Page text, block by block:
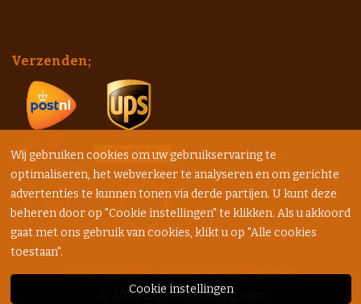
Verzenden;
KvK: 75960257 - Btw: NL003027940B84
© 2023Decohomeliving.com
Wij gebruiken cookies om uw gebruikservaring te
optimaliseren, het webverkeer te analyseren en om gerichte
advertenties te kunnen tonen via derde partijen. U kunt deze
beheren door op "Cookie instellingen" te klikken. Als u akkoord
gaat met ons gebruik van cookies, klikt u op "Alle cookies
toestaan".
Cookie instellingen